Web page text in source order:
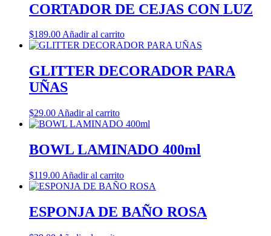
CORTADOR DE CEJAS CON LUZ
$189.00Añadir al carrito
GLITTER DECORADOR PARA
UÑAS
$29.00 Añadir al carrito
BOWL LAMINADO 400ml
$119.00 Añadir al carrito
ESPONJA DE BAÑO ROSA